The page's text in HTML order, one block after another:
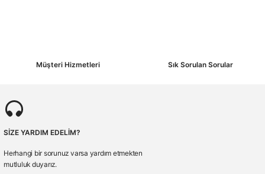
Müşteri Hizmetleri Sık Sorulan Sorular
SİZE YARDIM EDELİM?
Herhangi bir sorunuz varsa yardım etmekten
mutluluk duyarız.